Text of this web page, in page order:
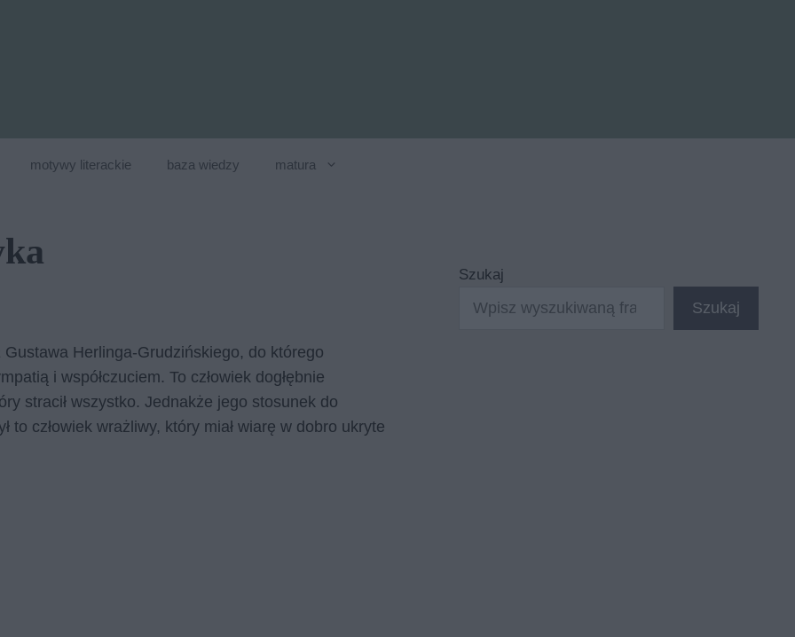
motywy literackie baza wiedzy matura
Gustawa Herlinga-Grudzińskiego, do którego
i współczuciem. To człowiek dogłębnie
stracił wszystko. Jednakże jego stosunek do
to człowiek wrażliwy, który miał wiarę w dobro ukryte
Szukaj
Szukaj